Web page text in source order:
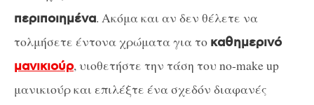
περιποιημένα. Ακόμα και αν δεν θέλετε να
τολμήσετε έντονα χρώματα για το καθημερινό
μανικιούρ, υιοθετήστε την τάση του no-make up
μανικιούρ και επιλέξτε ένα σχεδόν διαφανές